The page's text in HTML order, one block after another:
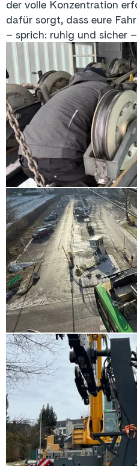
der volle Konzentration
dafür sorgt, dass eure
– sprich: ruhig und sicher